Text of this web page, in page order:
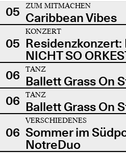
05
ZUM MITMACHEN
Caribbean Vibes
05
KONZERT
Residenzkonzert:
NICHT SO
06
TANZ
Ballett Grass On
06
TANZ
Ballett Grass On
06
VERSCHIEDENES
Sommer im
NotreDuo